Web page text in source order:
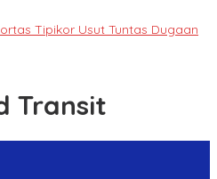
Tipikor Usut Tuntas Dugaan
Transit